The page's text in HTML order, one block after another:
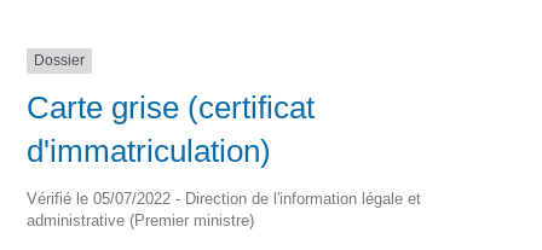
Dossier
Carte grise (certificat
d'immatriculation)
Vérifié le 05/07/2022 - Direction de l'information légale et
administrative (Premier ministre)